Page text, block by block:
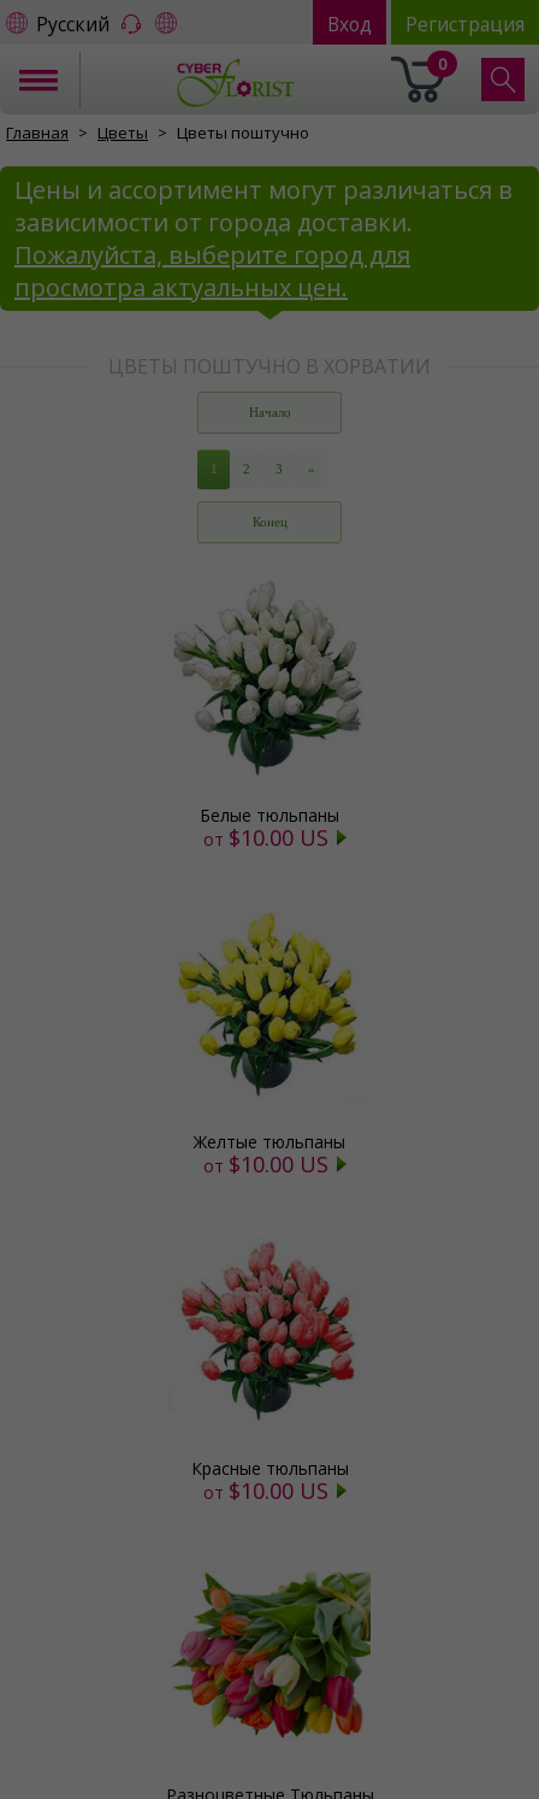
Русский Вход Регистрация
0
Главная Цветы Цветы поштучно
Цены и ассортимент могут различаться в
зависимости от города доставки.
Пожалуйста, выберите город для
просмотра актуальных цен.
ЦВЕТЫ ПОШТУЧНО В ХОРВАТИИ
Начало
1 2 3 »
Конец
Белые тюльпаны
от $10.00 US
Желтые тюльпаны
от $10.00 US
Красные тюльпаны
от $10.00 US